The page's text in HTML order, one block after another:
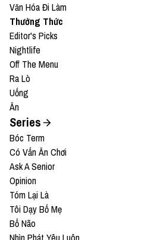
Văn Hóa Đi Làm
Thưởng Thức
Editor's Picks
Nightlife
Off The Menu
Ra Lò
Uống
Ăn
Series
Bóc Term
Có Vấn Ăn Chơi
Ask A Senior
Opinion
Tóm Lại Là
Tôi Dạy Bố Mẹ
Bổ Não